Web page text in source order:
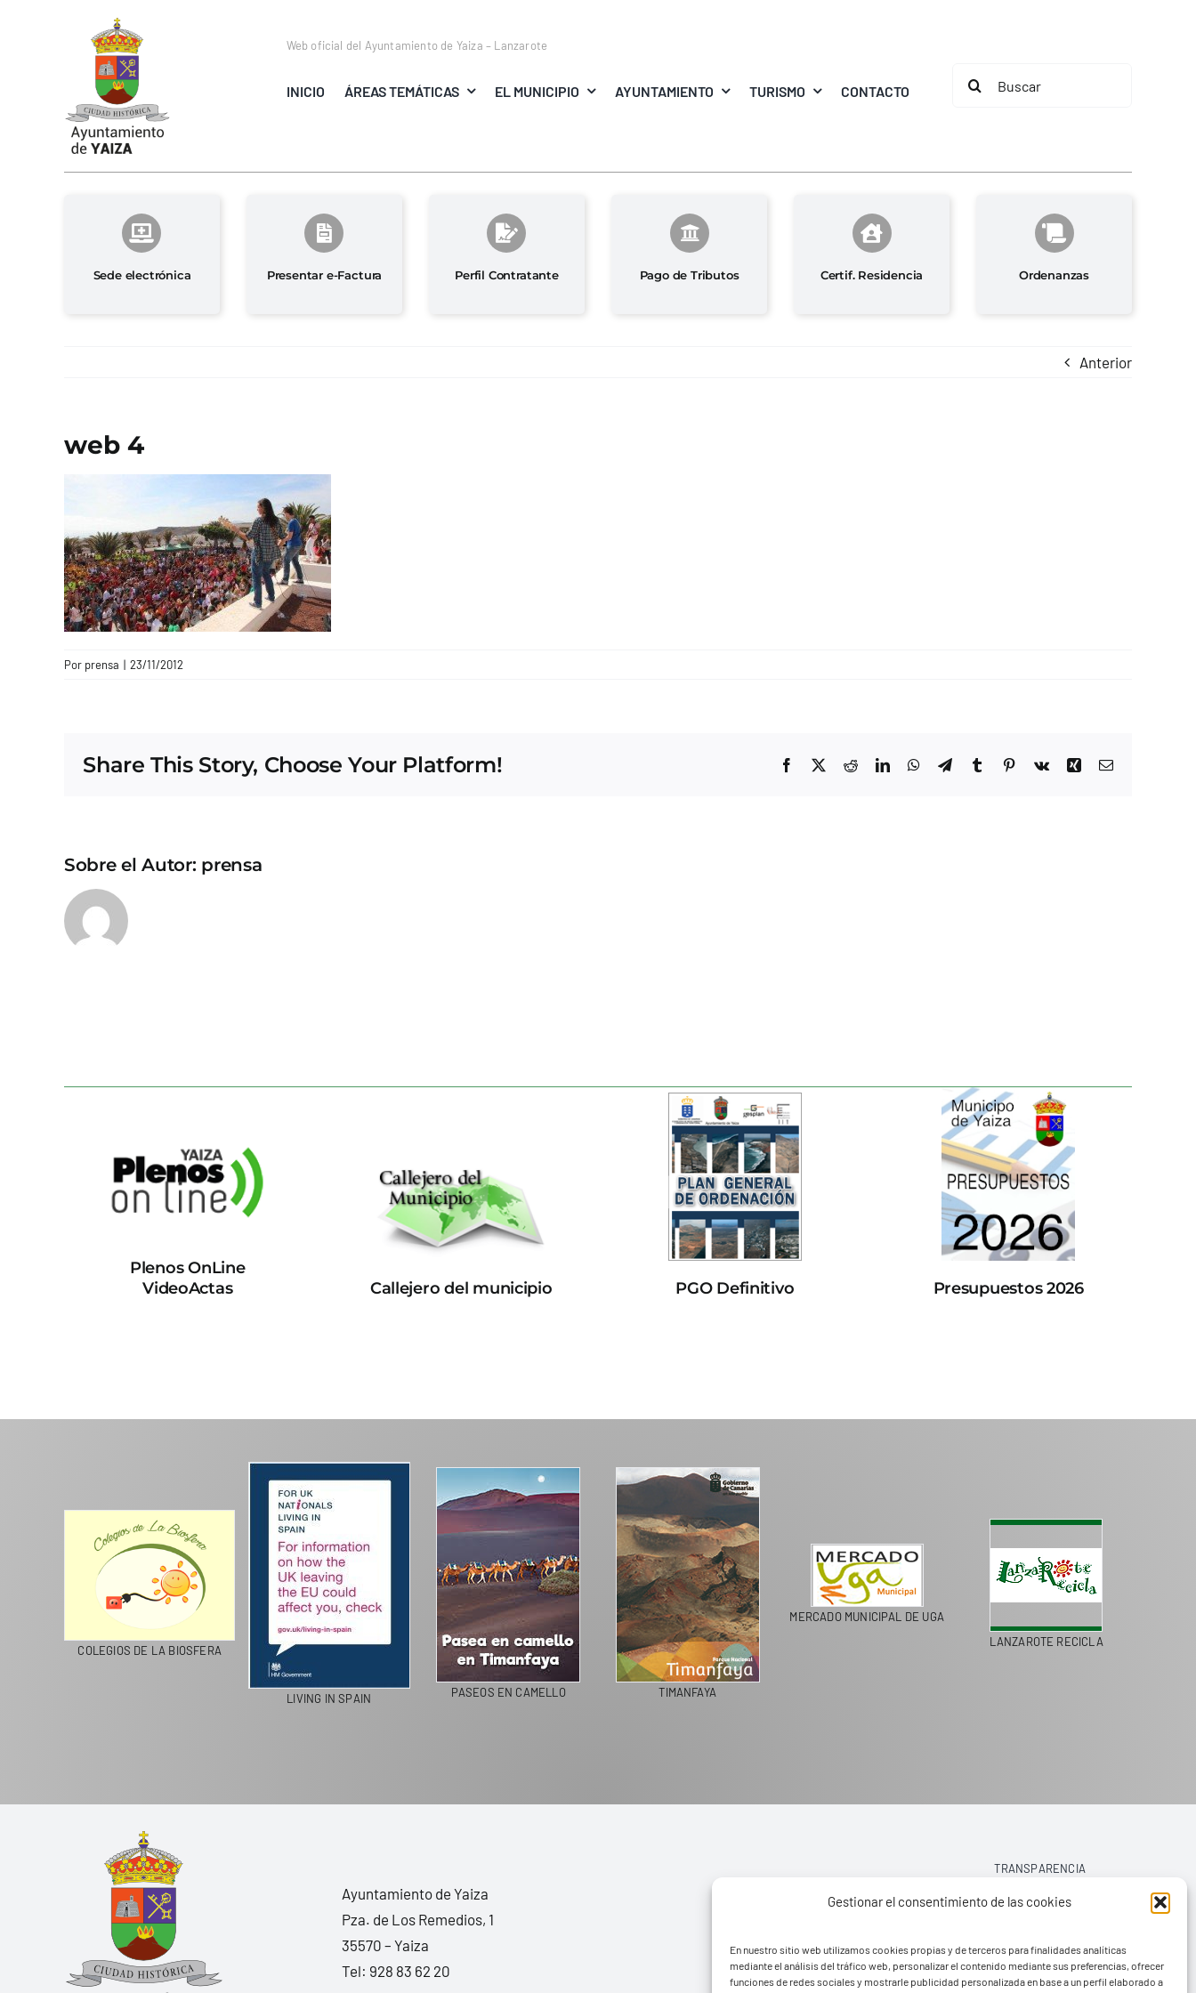
Gestionar el consentimiento de las cookies
En nuestro sitio web utilizamos cookies propias y de terceros para finalidades analíticas
mediante el análisis del tráfico web, personalizar el contenido mediante sus preferencias, ofrecer
funciones de redes sociales y mostrarle publicidad personalizada en base a un perfil elaborado a
Web oficial del Ayuntamiento de Yaiza – Lanzarote
INICIO ÁREAS TEMÁTICAS EL MUNICIPIO AYUNTAMIENTO TURISMO CONTACTO
Buscar:
Sede electrónica Presentar e-Factura Perfil Contratante Pago de Tributos Certif. Residencia Ordenanzas
Anterior
web 4
Por prensa | 23/11/2012
Share This Story, Choose Your Platform! Facebook
X RedditLinkedInWhatsApp
TelegramTumblrPinterest
Vk Xing Correo
Sobre el Autor: prensa
Plenos OnLine
VideoActas
Callejero del municipio PGO Definitivo Presupuestos 2026
COLEGIOS DE LA BIOSFERA
LIVING IN SPAIN PASEOS EN CAMELLO TIMANFAYA
MERCADO MUNICIPAL DE UGA
LANZAROTE RECICLA
Ayuntamiento de Yaiza
Pza. de Los Remedios, 1
35570 – Yaiza
Tel: 928 83 62 20
TRANSPARENCIA
AVISO LEGAL
POLÍTICA DE PRIVACIDAD